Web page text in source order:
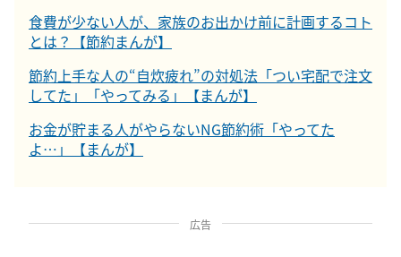
食費が少ない人が、家族のお出かけ前に計画するコト
とは？【節約まんが】
節約上手な人の“自炊疲れ”の対処法「つい宅配で注文
してた」「やってみる」【まんが】
お金が貯まる人がやらないNG節約術「やってた
よ…」【まんが】
広告